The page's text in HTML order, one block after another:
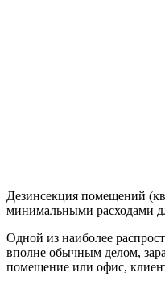
Дезинсекция помещений
минимальными расходами
Одной из наиболее
вполне обычным делом,
помещение или офис,